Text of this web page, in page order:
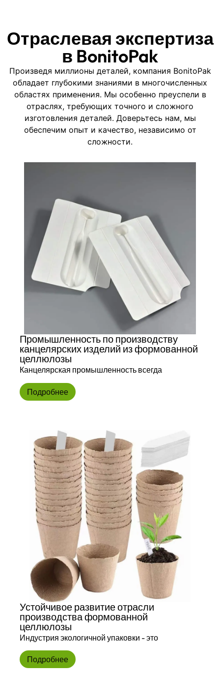
Отраслевая экспертиза
в BonitoPak
Произведя миллионы деталей, компания BonitoPak
обладает глубокими знаниями в многочисленных
областях применения. Мы особенно преуспели в
отраслях, требующих точного и сложного
изготовления деталей. Доверьтесь нам, мы
обеспечим опыт и качество, независимо от
сложности.
Промышленность по производству
канцелярских изделий из формованной
целлюлозы
Канцелярская промышленность всегда
Подробнее
Устойчивое развитие отрасли
производства формованной
целлюлозы
Индустрия экологичной упаковки - это
Подробнее